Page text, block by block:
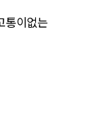
통이없는